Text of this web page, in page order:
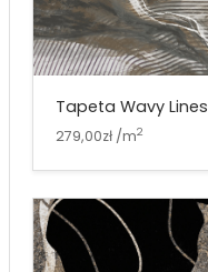
Tapeta Wavy Lines
279,00zł /m2